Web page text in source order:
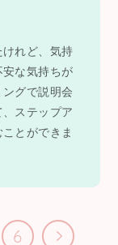
れど、気持
な気持ちが
グで説明会
ステップア
とができま
6